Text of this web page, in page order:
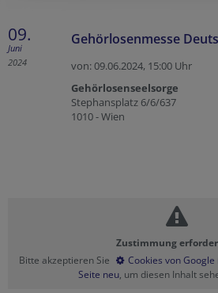
09.
Juni
2024
Gehörlosenmesse
von: 09.06.2024, 15:00 Uhr
Gehörlosenseelsorge
Stephansplatz 6/6/637
1010 - Wien
Zustimmung
Bitte akzeptieren Sie
Cookies von Google
Seite neu, um diesen Inhalt